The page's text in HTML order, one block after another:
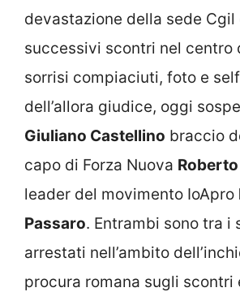
devastazione della sede Cgil
successivi scontri nel centro
sorrisi compiaciuti, foto e
dell’allora giudice, oggi
Giuliano Castellino braccio
capo di Forza Nuova
leader del movimento IoApro
Passaro. Entrambi sono tra i
arrestati nell’ambito
procura romana sugli scontri